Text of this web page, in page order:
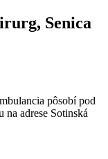
Senica
pôsobí pod
adrese Sotinská